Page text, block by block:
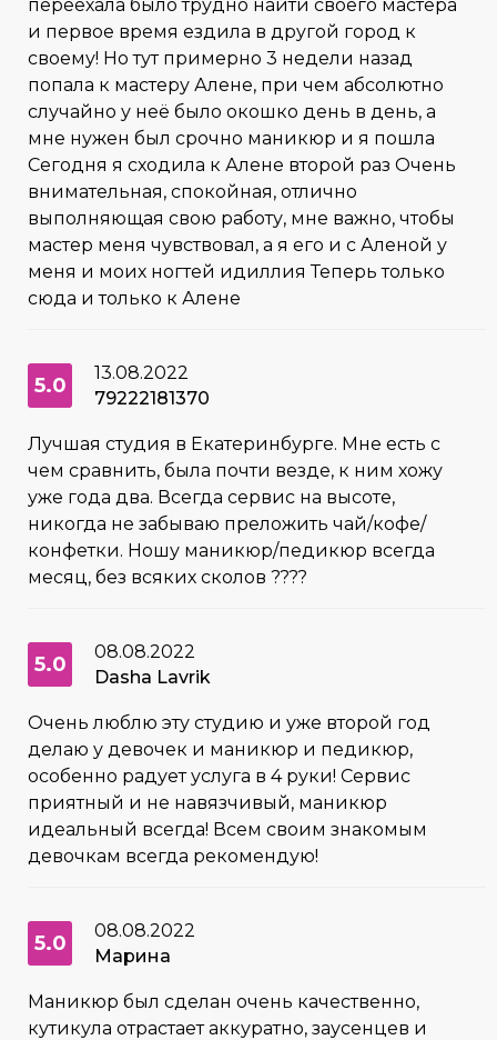
переехала было трудно найти своего мастера
и первое время ездила в другой город к
своему! Но тут примерно 3 недели назад
попала к мастеру Алене, при чем абсолютно
случайно у неё было окошко день в день, а
мне нужен был срочно маникюр и я пошла
Сегодня я сходила к Алене второй раз Очень
внимательная, спокойная, отлично
выполняющая свою работу, мне важно, чтобы
мастер меня чувствовал, а я его и с Аленой у
меня и моих ногтей идиллия Теперь только
сюда и только к Алене
5.0
13.08.2022
79222181370
Лучшая студия в Екатеринбурге. Мне есть с
чем сравнить, была почти везде, к ним хожу
уже года два. Всегда сервис на высоте,
никогда не забываю преложить чай/кофе/
конфетки. Ношу маникюр/педикюр всегда
месяц, без всяких сколов ????
5.0
08.08.2022
Dasha Lavrik
Очень люблю эту студию и уже второй год
делаю у девочек и маникюр и педикюр,
особенно радует услуга в 4 руки! Сервис
приятный и не навязчивый, маникюр
идеальный всегда! Всем своим знакомым
девочкам всегда рекомендую!
5.0
08.08.2022
Марина
Маникюр был сделан очень качественно,
кутикула отрастает аккуратно, заусенцев и